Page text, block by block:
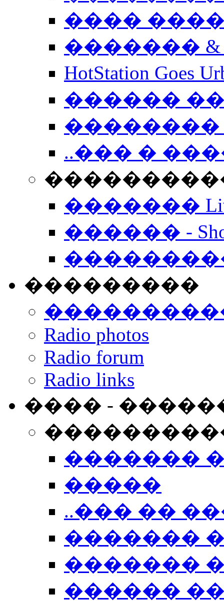
����
�������
HotStation
������
��������
..��� �
����������
�������
������ -
���������
Radio photos
Radio forum
Radio links
���� -
�������
�����
..��� ��
�������
�������
������